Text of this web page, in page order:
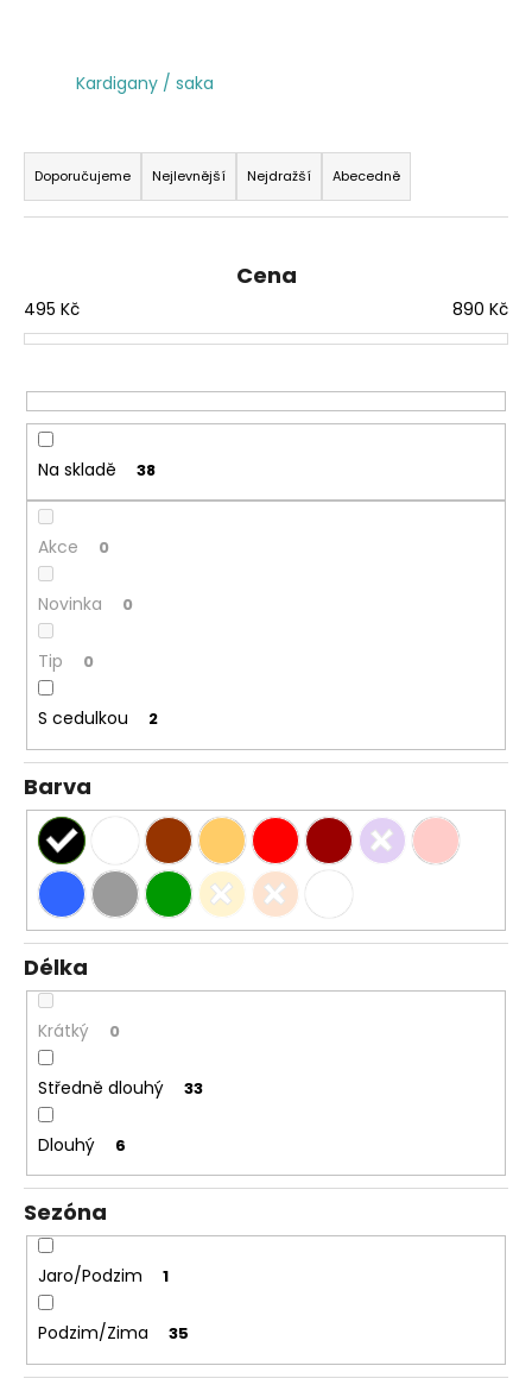
Kardigany / saka
Ř
a
z
í
p
o
d
u
k
ů
Doporučujeme Nejlevnější Nejdražší Abecedně
Cena
495 Kč 890 Kč
Na skladě 38
Akce 0
Novinka 0
Tip 0
S cedulkou 2
Barva
Délka
Krátký 0
Středně dlouhý 33
Dlouhý 6
Sezóna
Jaro/Podzim 1
Podzim/Zima 35